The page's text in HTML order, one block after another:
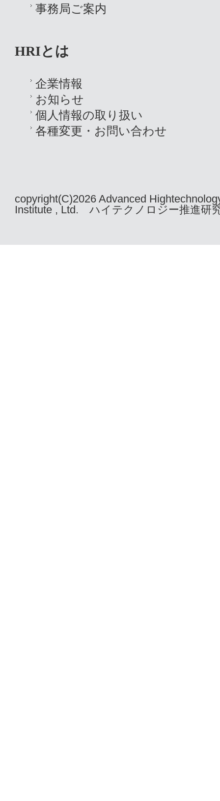
事務局ご案内
HRIとは
企業情報
お知らせ
個人情報の取り扱い
各種変更・お問い合わせ
copyright(C)2026 Advanced
Institute , Ltd. ハイテクノロジー推進研